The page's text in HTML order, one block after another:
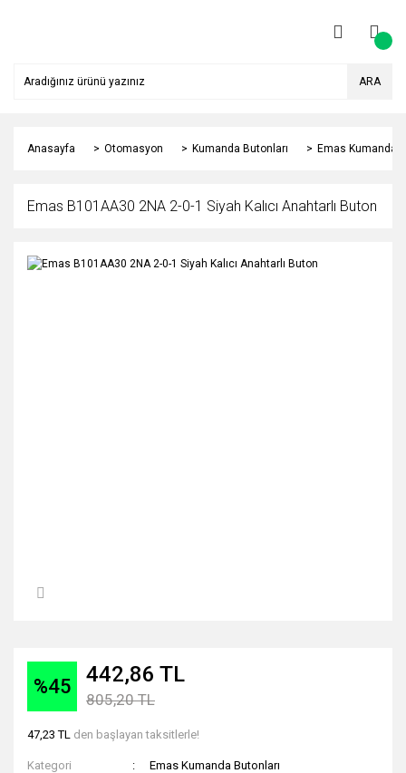
ARA
Anasayfa Otomasyon Kumanda Butonları Emas Kumanda
Emas B101AA30 2NA 2-0-1 Siyah Kalıcı Anahtarlı Buton
%45 442,86 TL
805,20 TL
47,23 TL den başlayan taksitlerle!
Kategori
Emas Kumanda Butonları